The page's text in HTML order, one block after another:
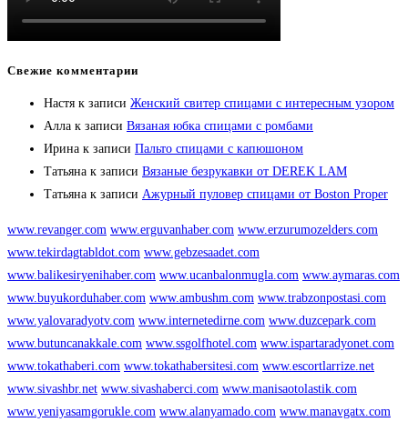
Свежие комментарии
Настя к записи Женский свитер спицами с интересным узором
Алла к записи Вязаная юбка спицами с ромбами
Ирина к записи Пальто спицами с капюшоном
Татьяна к записи Вязаные безрукавки от DEREK LAM
Татьяна к записи Ажурный пуловер спицами от Boston Proper
www.revanger.com www.erguvanhaber.com www.erzurumozelders.com
www.tekirdagtabldot.com www.gebzesaadet.com
www.balikesiryenihaber.com www.ucanbalonmugla.com www.aymaras.com
www.buyukorduhaber.com www.ambushm.com www.trabzonpostasi.com
www.yalovaradyotv.com www.internetedirne.com www.duzcepark.com
www.butuncanakkale.com www.ssgolfhotel.com www.ispartaradyonet.com
www.tokathaberi.com www.tokathabersitesi.com www.escortlarrize.net
www.sivashbr.net www.sivashaberci.com www.manisaotolastik.com
www.yeniyasamgorukle.com www.alanyamado.com www.manavgatx.com